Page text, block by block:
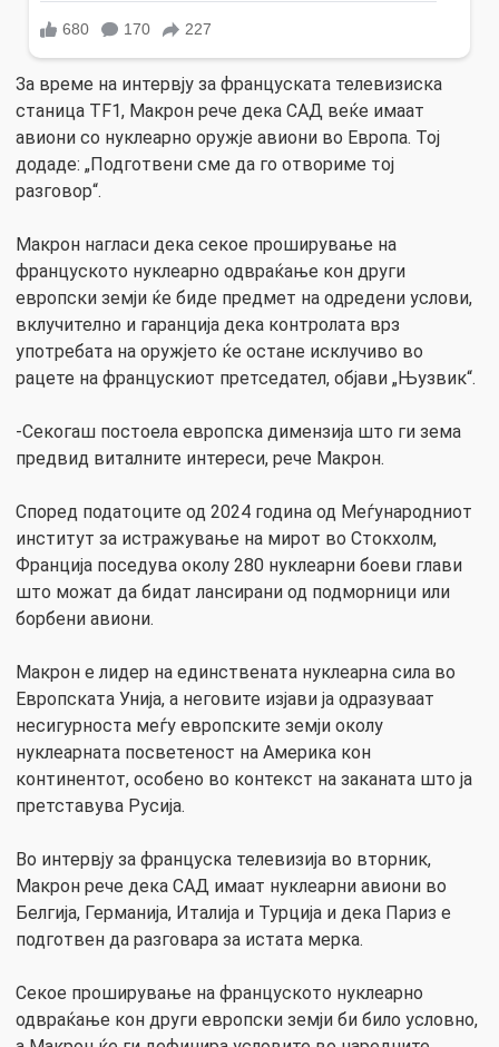
За време на интервју за француската телевизиска
станица TF1, Макрон рече дека САД веќе имаат
авиони со нуклеарно оружје авиони во Европа. Тој
додаде: „Подготвени сме да го отвориме тој
разговор“.
Макрон нагласи дека секое проширување на
француското нуклеарно одвраќање кон други
европски земји ќе биде предмет на одредени услови,
вклучително и гаранција дека контролата врз
употребата на оружјето ќе остане исклучиво во
рацете на францускиот претседател, објави „Њузвик“.
-Секогаш постоела европска димензија што ги зема
предвид виталните интереси, рече Макрон.
Според податоците од 2024 година од Меѓународниот
институт за истражување на мирот во Стокхолм,
Франција поседува околу 280 нуклеарни боеви глави
што можат да бидат лансирани од подморници или
борбени авиони.
Макрон е лидер на единствената нуклеарна сила во
Европската Унија, а неговите изјави ја одразуваат
несигурноста меѓу европските земји околу
нуклеарната посветеност на Америка кон
континентот, особено во контекст на заканата што ја
претставува Русија.
Во интервју за француска телевизија во вторник,
Макрон рече дека САД имаат нуклеарни авиони во
Белгија, Германија, Италија и Турција и дека Париз е
подготвен да разговара за истата мерка.
Секое проширување на француското нуклеарно
одвраќање кон други европски земји би било условно,